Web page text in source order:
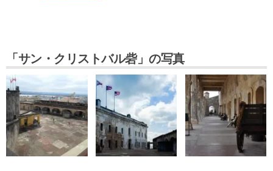
「サン・クリストバル砦」の写真